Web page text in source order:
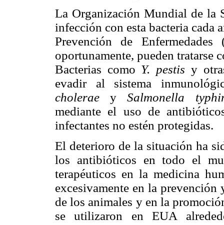
La Organización Mundial de la
infección con esta bacteria cada
Prevención de
oportunamente, pueden tratarse
Bacterias como Y. pestis y
evadir al sistema
cholerae ySalmonella
mediante el uso de
infectantes no estén protegidas.
El deterioro de la situación ha
los antibióticos en todo el
terapéuticos en la medicina
excesivamente en la prevención
de los animales y en la
se utilizaron en EUA